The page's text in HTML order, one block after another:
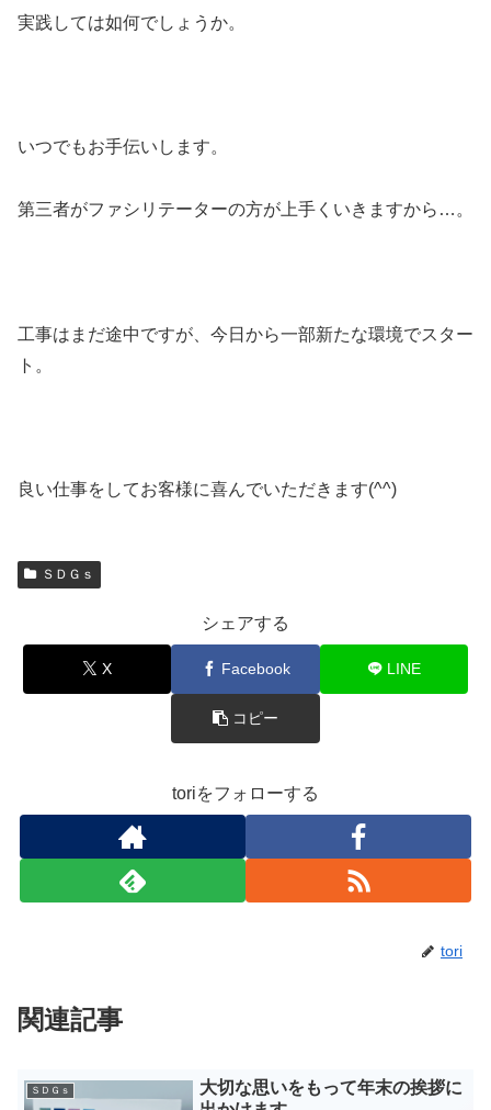
実践しては如何でしょうか。
いつでもお手伝いします。
第三者がファシリテーターの方が上手くいきますから…。
工事はまだ途中ですが、今日から一部新たな環境でスター
ト。
良い仕事をしてお客様に喜んでいただきます(^^)
ＳＤＧｓ
シェアする
X Facebook LINE
コピー
toriをフォローする
tori
関連記事
ＳＤＧｓ
大切な思いをもって年末の挨拶に